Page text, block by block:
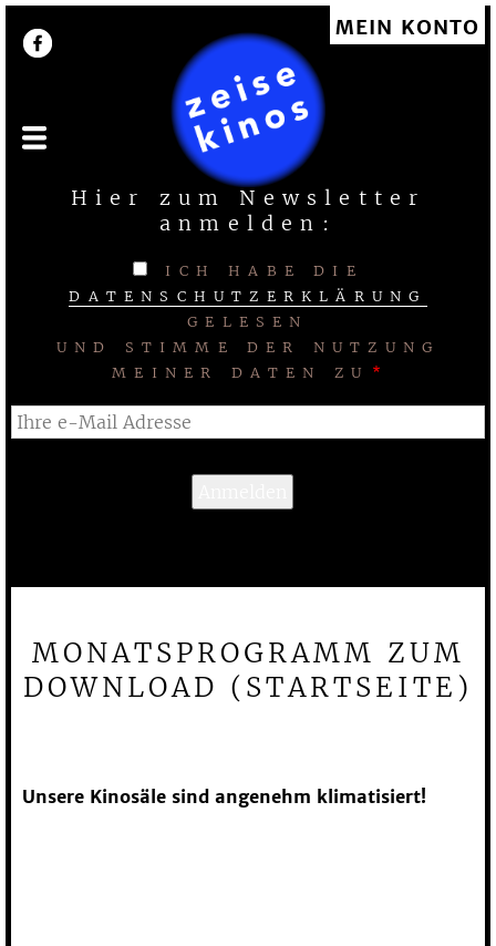
zum
Inhalt
User account menu MEIN KONTO
Hier zum Newsletter
anmelden:
ICH HABE DIE
DATENSCHUTZERKLÄRUNG
GELESEN
UND STIMME DER NUTZUNG
MEINER DATEN ZU
MONATSPROGRAMM ZUM
DOWNLOAD (STARTSEITE)
Unsere Kinosäle sind angenehm klimatisiert!